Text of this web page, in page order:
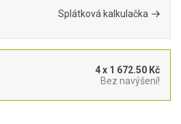
Splátková kalkulačka
4 x 1 672.50 Kč
Bez navýšení!